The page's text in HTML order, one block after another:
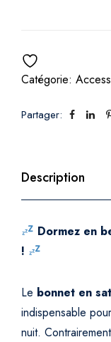
Catégorie:
Partager:
Description
Dormez en
!
Le bonnet en
indispensable
nuit.